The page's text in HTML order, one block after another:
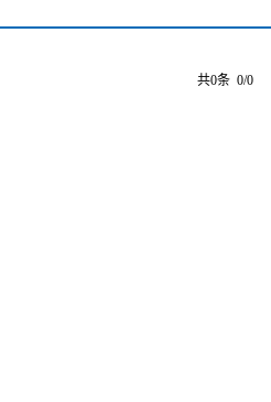
共0条 0/0